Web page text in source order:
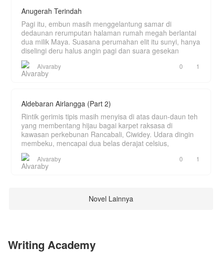
Anugerah Terindah
Pagi itu, embun masih menggelantung samar di
dedaunan rerumputan halaman rumah megah berlantai
dua milik Maya. Suasana perumahan elit itu sunyi, hanya
diselingi deru halus angin pagi dan suara gesekan
Alvaraby 0 1
Aldebaran Airlangga (Part 2)
Rintik gerimis tipis masih menyisa di atas daun-daun teh
yang membentang hijau bagai karpet raksasa di
kawasan perkebunan Rancabali, Ciwidey. Udara dingin
membeku, mencapai dua belas derajat celsius,
Alvaraby 0 1
Novel Lainnya
Writing Academy